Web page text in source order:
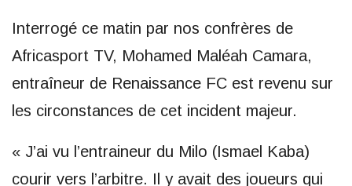
Interrogé ce matin par nos confrères de
Africasport TV, Mohamed Maléah Camara,
entraîneur de Renaissance FC est revenu sur
les circonstances de cet incident majeur.
« J’ai vu l’entraineur du Milo (Ismael Kaba)
courir vers l’arbitre. Il y avait des joueurs qui